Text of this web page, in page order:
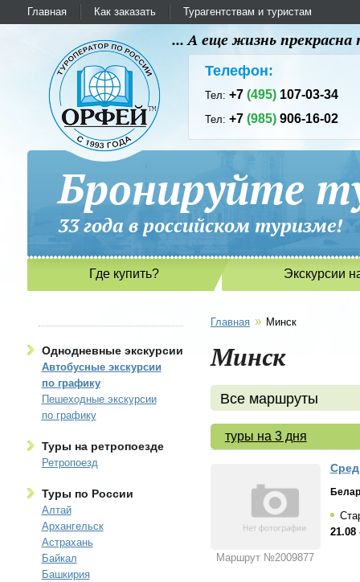
Главная Как заказать Турагентствам и туристам
... А еще жизнь
Телефон:
Тел:+7(495) 107-03-34
Тел:+7(985) 906-16-02
Бронируйте
33 года в российском
Где купить? Экскурсии
Однодневные экскурсии
Автобусные экскурсии
по графику
Пешеходные экскурсии
по графику
Туры на ретропоезде
Ретропоезд
Туры по России
Алтай
Архангельск
Астрахань
Байкал
Башкирия
Главная » Минск
Минск
Все маршруты
туры на 3 дня
Маршрут №2009877
21.08